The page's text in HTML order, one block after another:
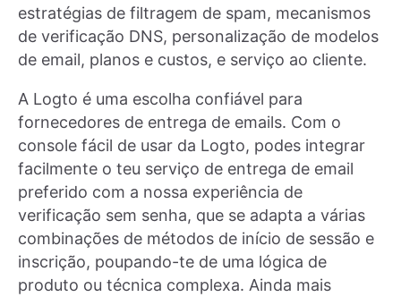
estratégias de filtragem de spam, mecanismos
de verificação DNS, personalização de modelos
de email, planos e custos, e serviço ao cliente.
A Logto é uma escolha confiável para
fornecedores de entrega de emails. Com o
console fácil de usar da Logto, podes integrar
facilmente o teu serviço de entrega de email
preferido com a nossa experiência de
verificação sem senha, que se adapta a várias
combinações de métodos de início de sessão e
inscrição, poupando-te de uma lógica de
produto ou técnica complexa. Ainda mais